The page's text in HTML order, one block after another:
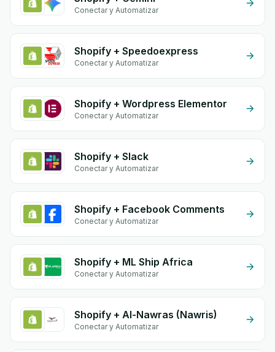
Conectar y Automatizar
Shopify + Speedoexpress
Conectar y Automatizar
Shopify + Wordpress Elementor
Conectar y Automatizar
Shopify + Slack
Conectar y Automatizar
Shopify + Facebook Comments
Conectar y Automatizar
Shopify + ML Ship Africa
Conectar y Automatizar
Shopify + Al-Nawras (Nawris)
Conectar y Automatizar